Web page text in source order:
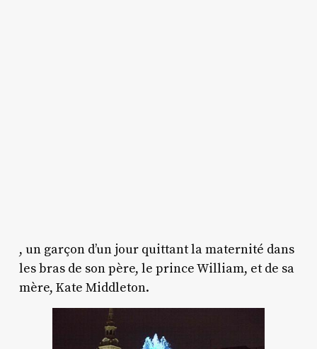
, un garçon d’un jour quittant la maternité dans
les bras de son père, le prince William, et de sa
mère, Kate Middleton.